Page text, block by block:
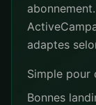
adaptes
Simple pour
Bonnes